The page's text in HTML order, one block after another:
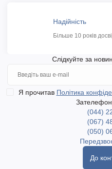
Надійність
Більше 10 років
Слідкуйте за
Я прочитав Політика
(044)
(067)
(050)
До